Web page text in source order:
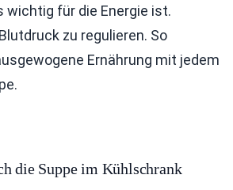
wichtig für die Energie ist.
zu regulieren. So
Ernährung mit jedem
die Suppe im Kühlschrank